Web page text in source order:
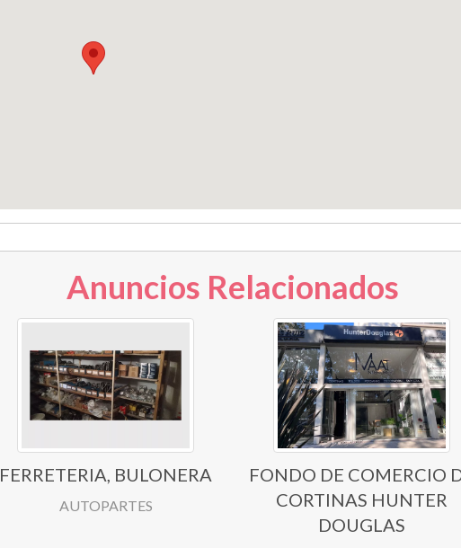
Anuncios Relacionados
FERRETERIA, BULONERA
AUTOPARTES
FONDO DE COMERCIO
CORTINAS HUNTER
DOUGLAS